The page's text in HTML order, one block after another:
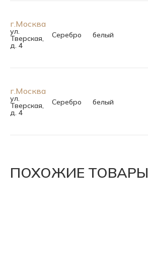
г.Москва
ул.
Тверская,
д. 4
Серебро белый
г.Москва
ул.
Тверская,
д. 4
Серебро белый
ПОХОЖИЕ ТОВАРЫ